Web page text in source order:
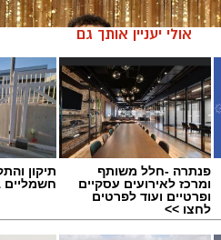
אולי יעניין אותך גם
פנתרה -חלל משותף
ומרכז לאירועים עסקיים
ופרטיים ועוד לפרטים
לחצו >>
תיקון
חשמליים